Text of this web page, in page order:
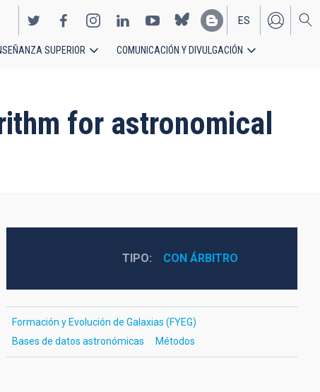
EN
ES
SUPERIOR COMUNICACIÓN Y DIVULGACIÓN
for astronomical
TIPO CON ÁRBITRO
Formación y Evolución de Galaxias (FYEG)
Bases de datos astronómicas
Métodos